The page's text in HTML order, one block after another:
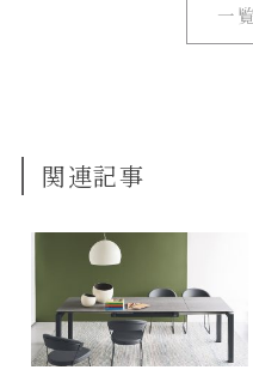
一
関連記事